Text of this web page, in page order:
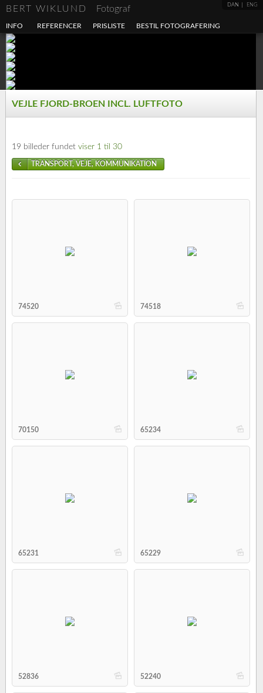
DAN ENG
BERT WIKLUND Fotograf
INFO REFERENCER PRISLISTE BESTIL FOTOGRAFERING
VEJLE FJORD-BROEN INCL. LUFTFOTO
19 billeder fundet viser 1 til 30
TRANSPORT, VEJE, KOMMUNIKATION
b
74520 b
74518
b
70150 b
65234
b
65231 b
65229
b
52836 b
52240